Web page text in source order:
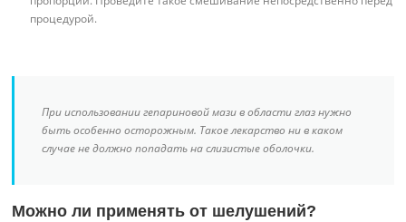
процедурой.
При использовании гепариновой мази в области глаз нужно
быть особенно осторожным. Такое лекарство ни в каком
случае не должно попадать на слизистые оболочки.
Можно ли применять от шелушений?